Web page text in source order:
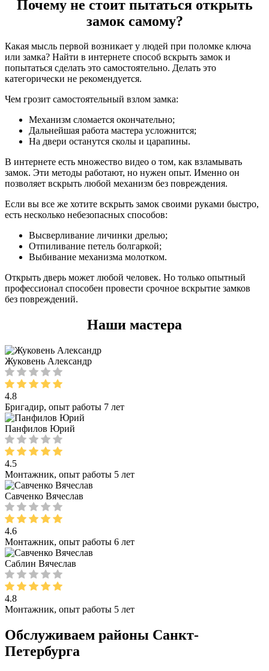
Почему не стоит пытаться открыть
замок самому?
Какая мысль первой возникает у людей при поломке ключа
или замка? Найти в интернете способ вскрыть замок и
попытаться сделать это самостоятельно. Делать это
категорически не рекомендуется.
Чем грозит самостоятельный взлом замка:
Механизм сломается окончательно;
Дальнейшая работа мастера усложнится;
На двери останутся сколы и царапины.
В интернете есть множество видео о том, как взламывать
замок. Эти методы работают, но нужен опыт. Именно он
позволяет вскрыть любой механизм без повреждения.
Если вы все же хотите вскрыть замок своими руками быстро,
есть несколько небезопасных способов:
Высверливание личинки дрелью;
Отпиливание петель болгаркой;
Выбивание механизма молотком.
Открыть дверь может любой человек. Но только опытный
профессионал способен провести срочное вскрытие замков
без повреждений.
Наши мастера
Жуковень Александр
4.8
Бригадир, опыт работы 7 лет
Панфилов Юрий
4.5
Монтажник, опыт работы 5 лет
Савченко Вячеслав
4.6
Монтажник, опыт работы 6 лет
Саблин Вячеслав
4.8
Монтажник, опыт работы 5 лет
Обслуживаем районы Санкт-
Петербурга